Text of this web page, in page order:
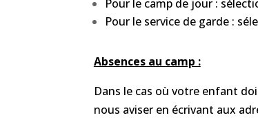
Pour le camp de jour :
Pour le service de garde :
Absences au camp :
Dans le cas où votre enfant
nous aviser en écrivant aux